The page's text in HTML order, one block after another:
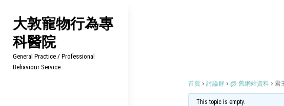
content
大敦寵物行為專
科醫院
General Practice / Professional
Behaviour Service
首頁 › 討論群 › @ 舊網站資料 › 君
This topic is empty.